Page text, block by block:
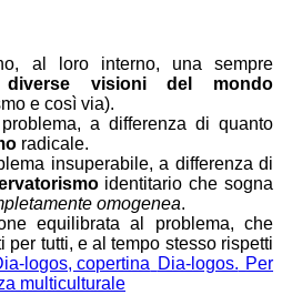
al loro interno, una sempre
diverse visioni del mondo
e così via).
a differenza di quanto
radicale.
insuperabile, a differenza di
identitario che sogna
omogenea.
equilibrata al problema, che
tutti, e al tempo stesso rispetti
Dia-logos. Per
multiculturale